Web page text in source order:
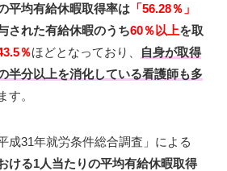
平均有給休暇取得率は 「56.28％」
された有給休暇のうち60％以上を取
％ほどとなっており、
自身が取得
半分以上を消化している看護師も多
す。
成31年就労条件総合調査」による
ける1人当たりの平均有給休暇取得